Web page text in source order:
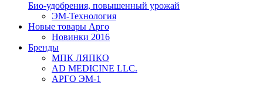
Био-удобрения, повышенный урожай
ЭМ-Технология
Новые товары Арго
Новинки 2016
Бренды
МПК ЛЯПКО
AD MEDICINE LLC.
АРГО ЭМ-1